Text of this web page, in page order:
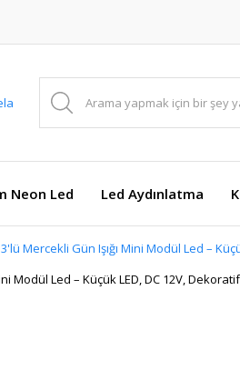
Neon Led Led Aydınlatma
3'lü Mercekli Gün Işığı Mini Modül Led –